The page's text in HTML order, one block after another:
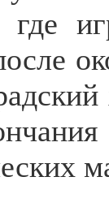
где